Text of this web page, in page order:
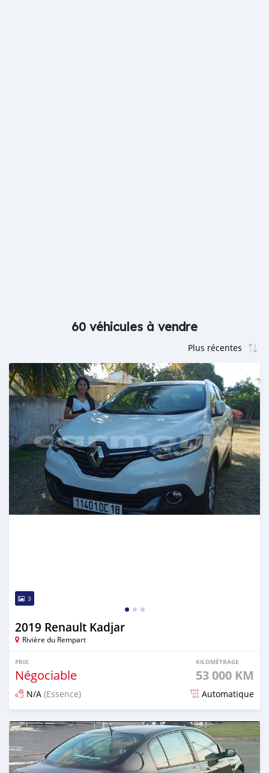
60 véhicules à vendre
3
2019 Renault Kadjar
Rivière du Rempart
PRIX
Négociable
KILOMÉTRAGE
53 000 KM
N/A (Essence) Automatique
Publié il y a 26 jours